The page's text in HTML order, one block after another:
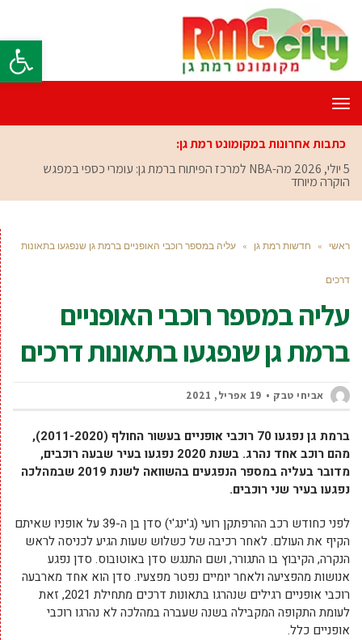
פתח
תפריט
כתבות אחרונות במקומונט רמת גן:
5 יולי, 2026
מה-NBA למרכז הפיתוח ברמת גן: עומרי כספי במפגש
הוקרה מיוחד
ראשי » חדשות רמת גן » עליה במספר רוכבי האופניים ברמת גן שנפגעו בתאונות
דרכים
עליה במספר רוכבי האופניים
ברמת גן שנפגעו בתאונות דרכים
אביחי טבק 19 אפריל, 2021
ברמת גן נפגעו 70 רוכבי אופניים בעשור החולף (2011-2020),
מהם רוכב אחד נהרג. בשנת 2020 נפגעו בעיר שבעה רוכבים,
מדובר בעליה במספר הנפגעים בהשוואה לשנת 2019 שבמהלכה
נפגעו בעיר שני רוכבים.
לפני כחודש רכב ההרפתקן רועי (ג'ינג'י) סדן בן ה-39 על אופניו שאיתם
הקיף את העולם. לאחר רכיבה של כשלוש שעות הגיע לכניסה לראש
הנקרה, הקיבוץ בו התגורר, ושם התנגש סדן באוטובוס. סדן נפגע
אנושות מהפציעה ולאחר יומיים נפטר מפצעיו. סדן הוא אחד מארבעה
רוכבי אופניים רגילים שנהרגו בתאונות דרכים מתחילת 2021, זאת
לעומת התקופה המקבילה בשנה שעברה במהלכה לא נהרגו רוכבי
אופניים כלל.